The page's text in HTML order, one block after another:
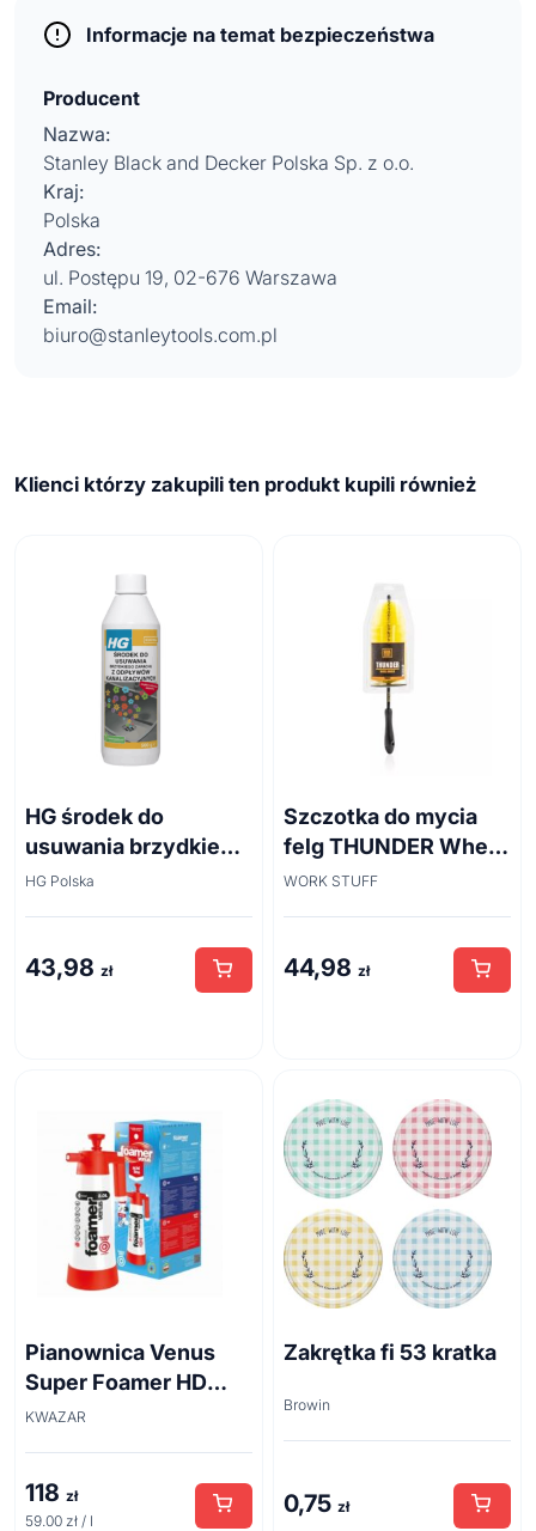
Informacje na temat bezpieczeństwa
Producent
Nazwa:
Stanley Black and Decker Polska Sp. z o.o.
Kraj:
Polska
Adres:
ul. Postępu 19, 02-676 Warszawa
Email:
biuro@stanleytools.com.pl
Klienci którzy zakupili ten produkt kupili również
HG środek do
usuwania brzydkiego
zapachu z odpływów
HG Polska
43,98 zł
Szczotka do mycia
felg THUNDER Wheel
Brush 45cm
WORK STUFF
44,98 zł
Pianownica Venus
Super Foamer HD
acid line 2L
KWAZAR
118 zł
59.00 zł / l
Zakrętka fi 53 kratka
Browin
0,75 zł